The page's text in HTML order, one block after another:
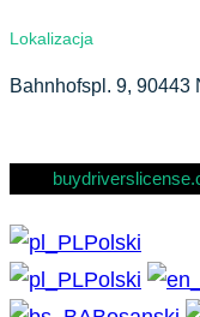
Lokalizacja
Bahnhofspl. 9, 90443
Polski
Polski